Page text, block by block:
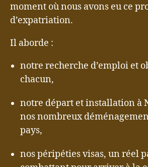
moment où nous avons eu ce
d’expatriation.
Il aborde :
notre recherche d’emploi et
chacun,
notre départ et installation à
nos nombreux
pays,
nos péripéties visas, un réel